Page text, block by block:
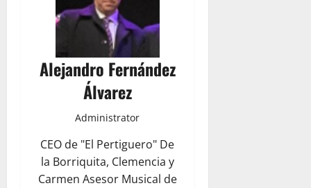
Alejandro Fernández
Álvarez
Administrator
CEO de "El Pertiguero" De
la Borriquita, Clemencia y
Carmen Asesor Musical de